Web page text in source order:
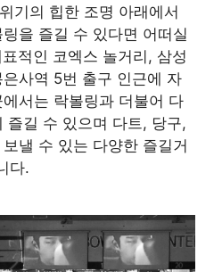
기의 힙한 조명 아래에서
을 즐길 수 있다면 어떠실
적인 코엑스 놀거리, 삼성
사역 5번 출구 인근에 자
서는 락볼링과 더불어 다
즐길 수 있으며 다트, 당구,
낼 수 있는 다양한 즐길거
다.